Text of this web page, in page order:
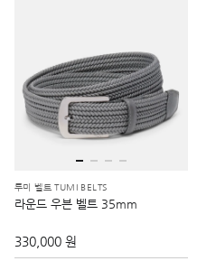
투미 벨트 TUMI BELTS
라운드 우븐 벨트 35mm
330,000 원